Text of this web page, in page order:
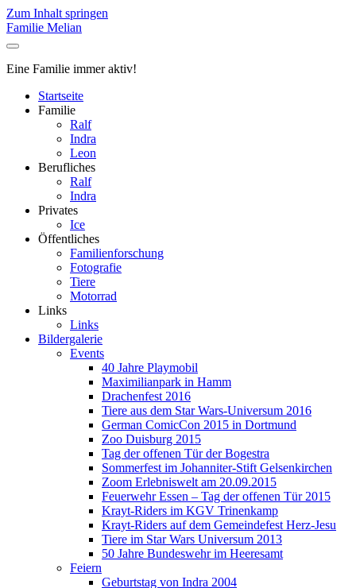
Zum Inhalt springen
Familie Melian
Eine Familie immer aktiv!
Startseite
Familie
Ralf
Indra
Leon
Berufliches
Ralf
Indra
Privates
Ice
Öffentliches
Familienforschung
Fotografie
Tiere
Motorrad
Links
Links
Bildergalerie
Events
40 Jahre Playmobil
Maximilianpark in Hamm
Drachenfest 2016
Tiere aus dem Star Wars-Universum 2016
German ComicCon 2015 in Dortmund
Zoo Duisburg 2015
Tag der offenen Tür der Bogestra
Sommerfest im Johanniter-Stift Gelsenkirchen
Zoom Erlebniswelt am 20.09.2015
Feuerwehr Essen – Tag der offenen Tür 2015
Krayt-Riders im KGV Trinenkamp
Krayt-Riders auf dem Gemeindefest Herz-Jesu
Tiere im Star Wars Universum 2013
50 Jahre Bundeswehr im Heeresamt
Feiern
Geburtstag von Indra 2004